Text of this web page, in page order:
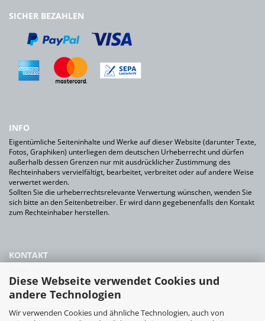
Diese Webseite verwendet Cookies und
andere Technologien
Wir verwenden Cookies und ähnliche Technologien, auch von
SICHER BEZAHLEN
INFO
Eigentümliche Seiteninhalte und Werke auf dieser Website (darunter Texte,
Fotos, Graphiken) unterliegen dem deutschen Urheberrecht und dürfen
außerhalb dessen Grenzen nur mit ausdrücklicher Zustimmung des
Rechteinhabers vervielfältigt, bearbeitet, verbreitet oder auf andere Weise
verwertet werden.
Sollten Sie die urheberrechtsrelevante Verwertung wünschen, wenden Sie
sich bitte an den Seitenbetreiber. Er wird dann gegebenenfalls den Kontakt
zum Rechteinhaber herstellen.
KONTAKT
Werkzeuge für Bauhandwerk+Industrie
Hinter den Gärten 27
66287 Quierschied
Deutschland